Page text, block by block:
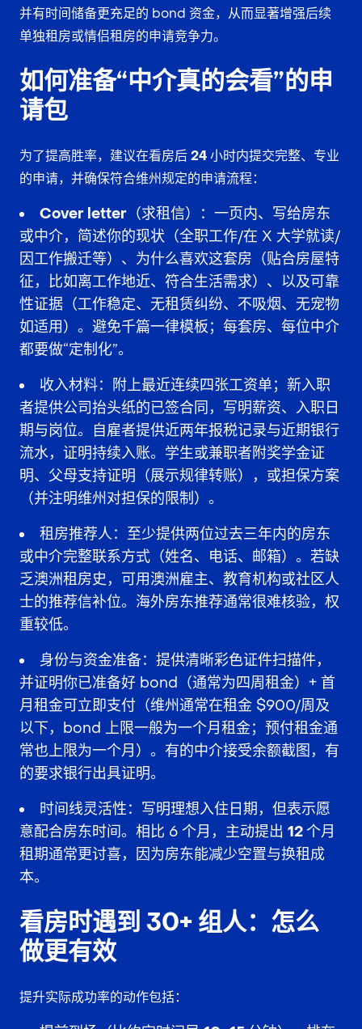
并有时间储备更充足的 bond 资金，从而显著增强后续
单独租房或情侣租房的申请竞争力。
如何准备“中介真的会看”的申
请包
为了提高胜率，建议在看房后24 小时内提交完整、专业
的申请，并确保符合维州规定的申请流程：
Cover letter（求租信）
：一页内、写给房东
或中介，简述你的现状（全职工作/在 X 大学就读/
因工作搬迁等）、为什么喜欢这套房（贴合房屋特
征，比如离工作地近、符合生活需求）、以及可靠
性证据（工作稳定、无租赁纠纷、不吸烟、无宠物
如适用）。避免千篇一律模板；每套房、每位中介
都要做“定制化”。
收入材料：附上最近连续四张工资单；新入职
者提供公司抬头纸的已签合同，写明薪资、入职日
期与岗位。自雇者提供近两年报税记录与近期银行
流水，证明持续入账。学生或兼职者附奖学金证
明、父母支持证明（展示规律转账），或担保方案
（并注明维州对担保的限制）。
租房推荐人：至少提供两位过去三年内的房东
或中介完整联系方式（姓名、电话、邮箱）。若缺
乏澳洲租房史，可用澳洲雇主、教育机构或社区人
士的推荐信补位。海外房东推荐通常很难核验，权
重较低。
身份与资金准备：提供清晰彩色证件扫描件，
并证明你已准备好 bond（通常为四周租金）+ 首
月租金可立即支付（维州通常在租金 $900/周及
以下，bond 上限一般为一个月租金；预付租金通
常也上限为一个月）。有的中介接受余额截图，有
的要求银行出具证明。
时间线灵活性：写明理想入住日期，但表示愿
意配合房东时间。相比 6 个月，主动提出 12 个月
租期通常更讨喜，因为房东能减少空置与换租成
本。
看房时遇到 30+ 组人：怎么
做更有效
提升实际成功率的动作包括：